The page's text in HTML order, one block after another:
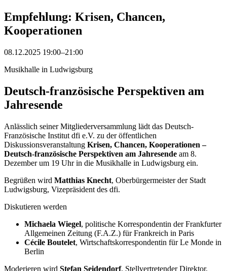
Empfehlung: Krisen, Chancen,
Kooperationen
08.12.2025 19:00–21:00
Musikhalle in Ludwigsburg
Deutsch-französische Perspektiven am
Jahresende
Anlässlich seiner Mitgliederversammlung lädt das Deutsch-
Französische Institut dfi e.V. zu der öffentlichen
Diskussionsveranstaltung Krisen, Chancen, Kooperationen –
Deutsch-französische Perspektiven am Jahresende am 8.
Dezember um 19 Uhr in die Musikhalle in Ludwigsburg ein.
Begrüßen wird Matthias Knecht, Oberbürgermeister der Stadt
Ludwigsburg, Vizepräsident des dfi.
Diskutieren werden
Michaela Wiegel, politische Korrespondentin der Frankfurter
Allgemeinen Zeitung (F.A.Z.) für Frankreich in Paris
Cécile Boutelet, Wirtschaftskorrespondentin für Le Monde in
Berlin
Moderieren wird Stefan Seidendorf, Stellvertretender Direktor,